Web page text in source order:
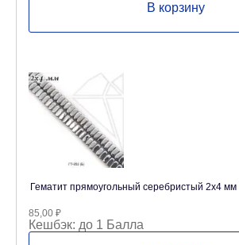
В корзину
Гематит прямоугольный серебристый 2х4 мм
85,00 ₽
Кешбэк: до 1 Балла